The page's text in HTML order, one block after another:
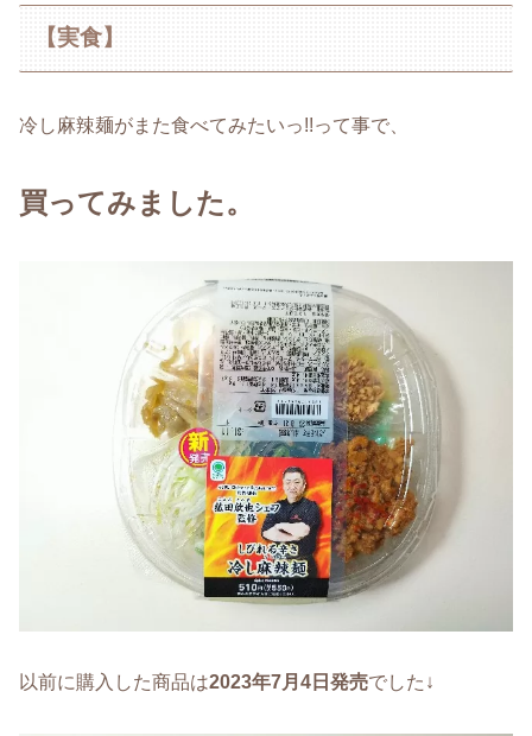
【実食】
冷し麻辣麺がまた食べてみたいっ!!って事で、
買ってみました。
以前に購入した商品は2023年7月4日発売でした↓